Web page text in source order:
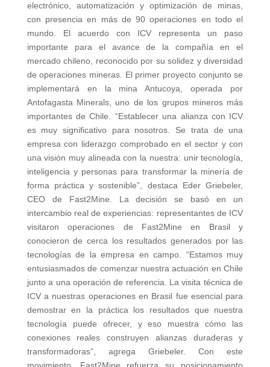
electrónico, automatización y optimización de minas,
con presencia en más de 90 operaciones en todo el
mundo. El acuerdo con ICV representa un paso
importante para el avance de la compañía en el
mercado chileno, reconocido por su solidez y diversidad
de operaciones mineras. El primer proyecto conjunto se
implementará en la mina Antucoya, operada por
Antofagasta Minerals, uno de los grupos mineros más
importantes de Chile. “Establecer una alianza con ICV
es muy significativo para nosotros. Se trata de una
empresa con liderazgo comprobado en el sector y con
una visión muy alineada con la nuestra: unir tecnología,
inteligencia y personas para transformar la minería de
forma práctica y sostenible”, destaca Eder Griebeler,
CEO de Fast2Mine. La decisión se basó en un
intercambio real de experiencias: representantes de ICV
visitaron operaciones de Fast2Mine en Brasil y
conocieron de cerca los resultados generados por las
tecnologías de la empresa en campo. “Estamos muy
entusiasmados de comenzar nuestra actuación en Chile
junto a una operación de referencia. La visita técnica de
ICV a nuestras operaciones en Brasil fue esencial para
demostrar en la práctica los resultados que nuestra
tecnología puede ofrecer, y eso muestra cómo las
conexiones reales construyen alianzas duraderas y
transformadoras”, agrega Griebeler. Con este